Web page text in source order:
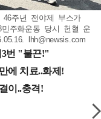
46주년 전야제 부스가
주화운동 당시 헌혈 운
lhh@newsis.com